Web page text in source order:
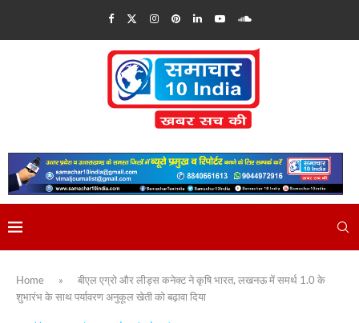
Home »
बीएल एग्रो और लीड्स कनेक्ट ने कृषि भारत, लखनऊ में समर्थ 1.0 के
शुभारंभ के साथ पर्यावरण अनुकूल खेती को बढ़ावा दिया